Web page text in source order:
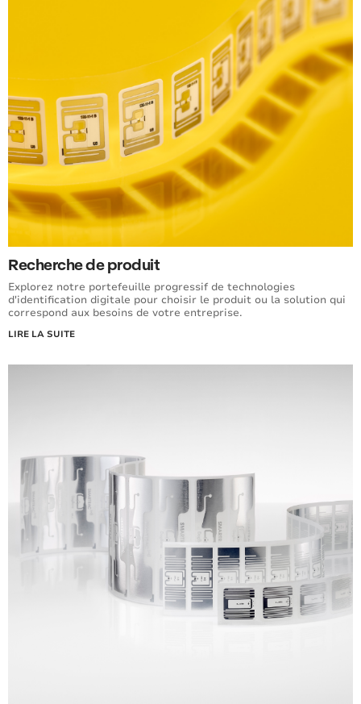
Recherche de produit
Explorez notre portefeuille progressif de technologies
d'identification digitale pour choisir le produit ou la solution qui
correspond aux besoins de votre entreprise.
LIRE LA SUITE